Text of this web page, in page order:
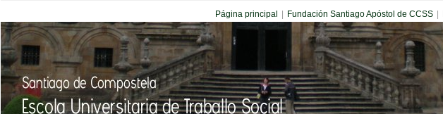
Página principal Fundación Santiago Apóstol de CCSS